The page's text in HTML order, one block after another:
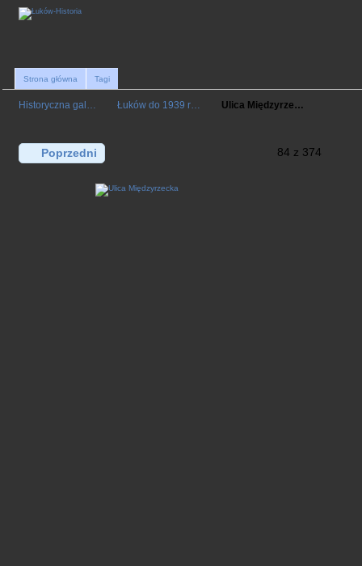
Strona główna Tagi
Historyczna gal… Łuków do 1939 r… Ulica Międzyrze…
Poprzedni 84 z 374